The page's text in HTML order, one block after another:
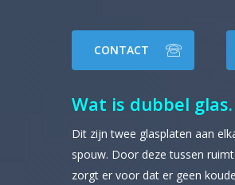
CONTACT
Wat is dubbel
Dit zijn twee glasplaten aan
spouw. Door deze tussen
zorgt er voor dat er geen